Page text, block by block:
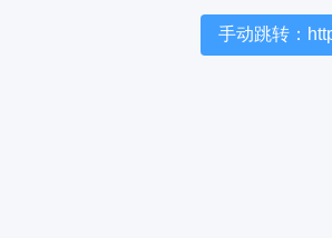
手动跳转：